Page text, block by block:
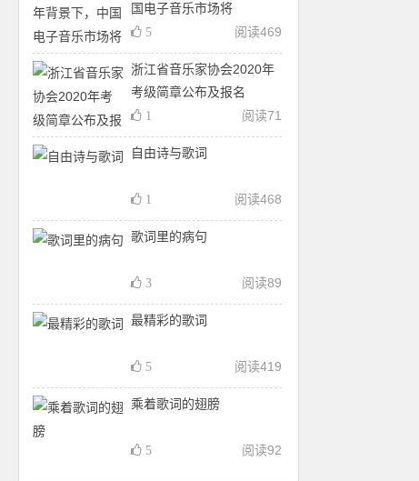
国电子音乐市场将
阅读469
5
浙江省音乐家协会2020年
考级简章公布及报名
阅读71
1
自由诗与歌词
阅读468
1
歌词里的病句
阅读89
3
最精彩的歌词
阅读419
5
乘着歌词的翅膀
阅读92
5